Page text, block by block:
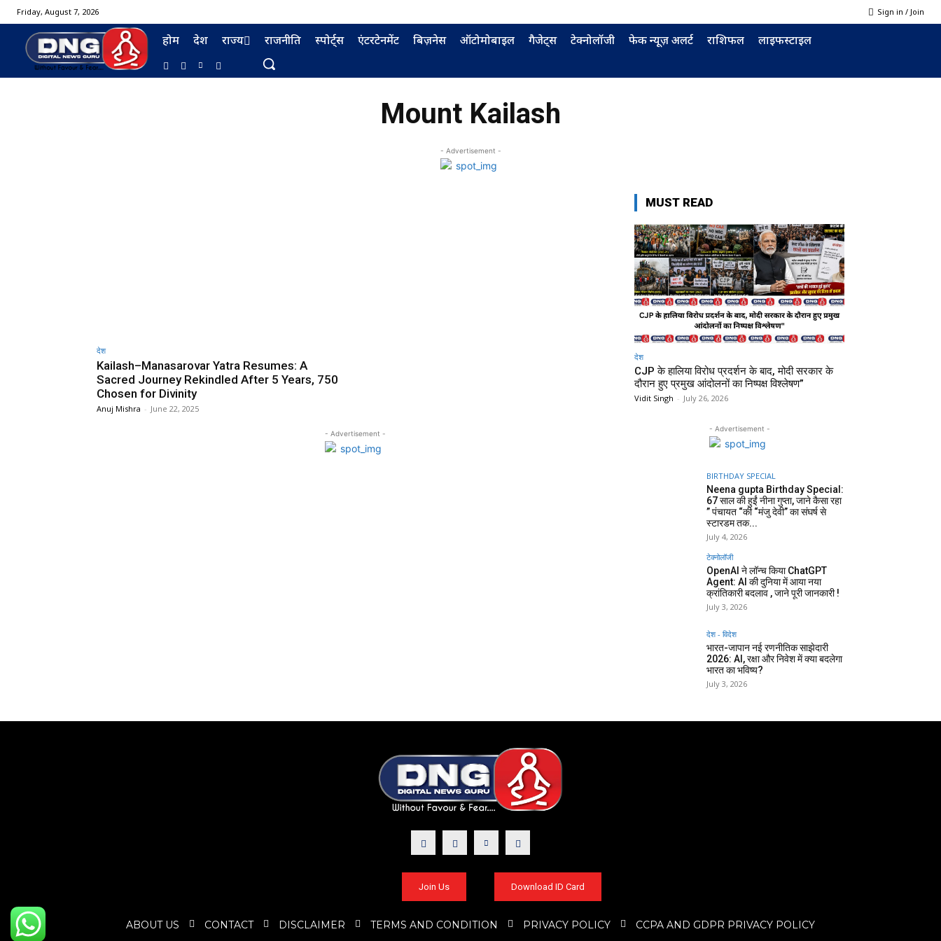
Friday, August 7, 2026 Sign in / Join
होम देश राज्य राजनीति स्पोर्ट्स एंटरटेनमेंट बिज़नेस ऑटोमोबाइल गैजेट्स टेक्नोलॉजी फेक न्यूज़ अलर्ट राशिफल लाइफस्टाइल
Mount Kailash
- Advertisement -
देश
Kailash–Manasarovar Yatra Resumes: A
Sacred Journey Rekindled After 5 Years, 750
Chosen for Divinity
Anuj Mishra - June 22, 2025
- Advertisement -
MUST READ
देश
CJP के हालिया विरोध प्रदर्शन के बाद, मोदी सरकार के
दौरान हुए प्रमुख आंदोलनों का निष्पक्ष विश्लेषण”
Vidit Singh - July 26, 2026
- Advertisement -
BIRTHDAY SPECIAL
Neena gupta Birthday Special:
67 साल की हुईं नीना गुप्ता, जाने कैसा रहा
” पंचायत “की “मंजु देवी” का संघर्ष से
स्टारडम तक...
July 4, 2026
टेक्नोलॉजी
OpenAI ने लॉन्च किया ChatGPT
Agent: AI की दुनिया में आया नया
क्रांतिकारी बदलाव , जाने पूरी जानकारी !
July 3, 2026
देश - विदेश
भारत-जापान नई रणनीतिक साझेदारी
2026: AI, रक्षा और निवेश में क्या बदलेगा
भारत का भविष्य?
July 3, 2026
Join Us Download ID Card
ABOUT US CONTACT DISCLAIMER TERMS AND CONDITION PRIVACY POLICY CCPA AND GDPR PRIVACY POLICY